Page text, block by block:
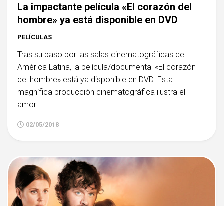
La impactante película «El corazón del
hombre» ya está disponible en DVD
PELÍCULAS
Tras su paso por las salas cinematográficas de
América Latina, la película/documental «El corazón
del hombre» está ya disponible en DVD. Esta
magnífica producción cinematográfica ilustra el
amor...
02/05/2018